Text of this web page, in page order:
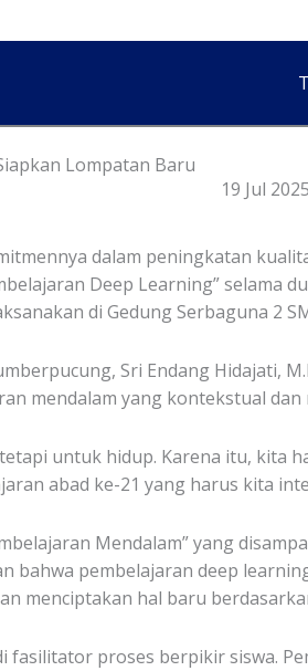
Lompatan Baru
19 Jul 2025
dalam peningkatan
Deep Learning” selama
di Gedung Serbaguna 2
Sri Endang Hidajati,
mendalam yang kontekstual
untuk hidup. Karena itu, kita
abad ke-21 yang harus kita
Mendalam” yang
bahwa pembelajaran deep
menciptakan hal baru
proses berpikir siswa.